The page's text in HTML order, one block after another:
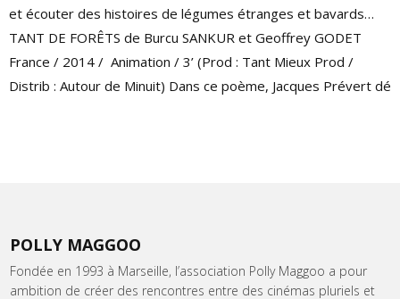
et écouter des histoires de légumes étranges et bavards…
TANT DE FORÊTS de Burcu SANKUR et Geoffrey GODET
France / 2014 / Animation / 3’ (Prod : Tant Mieux Prod /
Distrib : Autour de Minuit) Dans ce poème, Jacques Prévert dé
POLLY MAGGOO
Fondée en 1993 à Marseille, l’association Polly Maggoo a pour
ambition de créer des rencontres entre des cinémas pluriels et